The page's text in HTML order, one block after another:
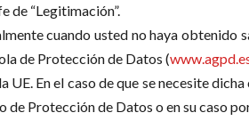
de “Legitimación”.
cuando usted no haya
de Protección de Datos (
UE. En el caso de que se necesite
Protección de Datos o en su caso